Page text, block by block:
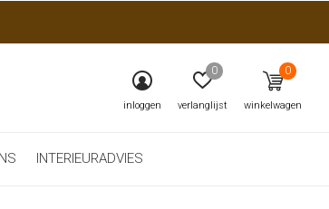
INTERIEURADVIES
inloggen verlanglijst
0
winkelwagen
0